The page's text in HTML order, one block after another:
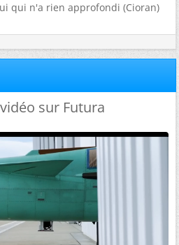
qui n'a rien approfondi (Cioran)
sur Futura